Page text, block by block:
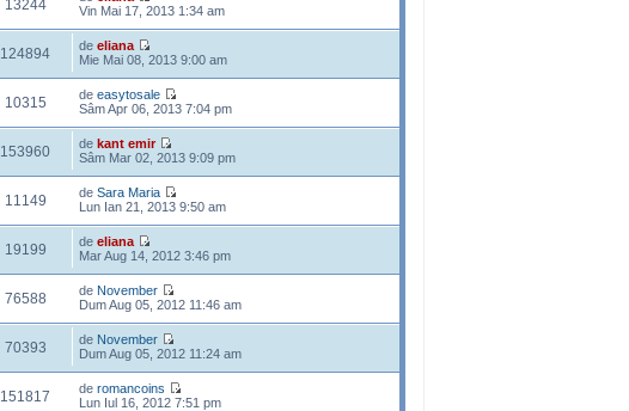
13244
Vin Mai 17, 2013 1:34 am
124894 de eliana
Mie Mai 08, 2013 9:00 am
10315 de easytosale
Sâm Apr 06, 2013 7:04 pm
153960 de kant emir
Sâm Mar 02, 2013 9:09 pm
11149 de Sara Maria
Lun Ian 21, 2013 9:50 am
19199 de eliana
Mar Aug 14, 2012 3:46 pm
76588 de November
Dum Aug 05, 2012 11:46 am
70393 de November
Dum Aug 05, 2012 11:24 am
151817 de romancoins
Lun Iul 16, 2012 7:51 pm